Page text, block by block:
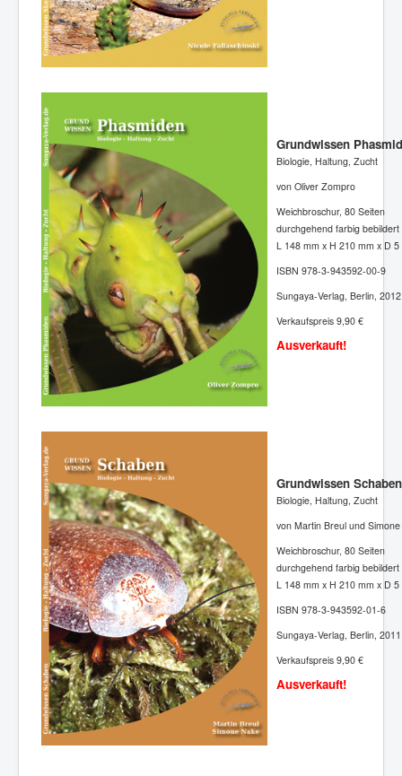
Grundwissen
Biologie, Haltung, Zucht
von Oliver Zompro
Weichbroschur, 80 Seiten
durchgehend farbig bebildert
L 148 mm x H 210 mm x D
ISBN 978-3-943592-00-9
Sungaya-Verlag, Berlin, 2012
Verkaufspreis 9,90 €
Ausverkauft!
Grundwissen Schaben
Biologie, Haltung, Zucht
von Martin Breul und
Weichbroschur, 80 Seiten
durchgehend farbig bebildert
L 148 mm x H 210 mm x D
ISBN 978-3-943592-01-6
Sungaya-Verlag, Berlin, 2011
Verkaufspreis 9,90 €
Ausverkauft!